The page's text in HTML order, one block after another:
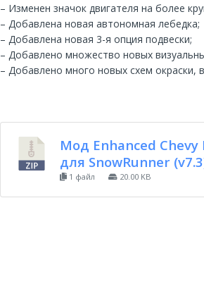
– Изменен значок двигателя на более
– Добавлена новая автономная лебедка;
– Добавлена новая 3-я опция подвески;
– Добавлено множество новых
– Добавлено много новых схем окраски,
Мод Enhanced Chevy
для SnowRunner
1 файл 20.00 KB